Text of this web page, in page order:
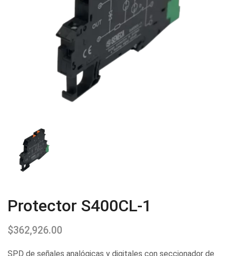
Protector S400CL-1
$362,926.00
SPD de señales analógicas y digitales con seccionador de